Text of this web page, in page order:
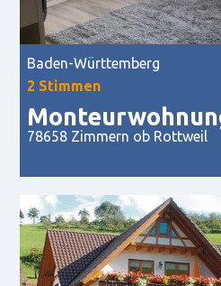
Baden-Württemberg
2 Stimmen
78658 Zimmern ob Rottweil